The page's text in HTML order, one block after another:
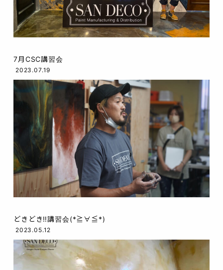
7月CSC講習会
2023.07.19
どきどき‼︎講習会(*≧∀≦*)
2023.05.12